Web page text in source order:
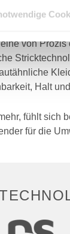
von Prozis
Halt
fühlt sich
für die